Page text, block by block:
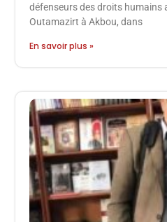
défenseurs des droits humains
Outamazirt à Akbou, dans
En savoir plus »